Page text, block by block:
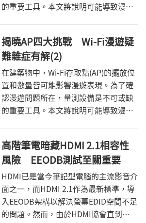
的重要工具。本文將說明可能導致漫遊
揭曉AP四大挑戰 Wi-Fi漫遊疑
難雜症有解(2)
在建築物中，Wi-Fi存取點(AP)的擺放位
置和數量皆可能影響漫遊表現。為了確
認漫遊問題所在，量測設備是不可或缺
的重要工具。本文將說明可能導致漫遊
高階筆電暗藏HDMI 2.1相容性
風險 EEODB測試至關重要
HDMI已是當今筆記型電腦的主流影音介
面之一，而HDMI 2.1作為最新標準，導
入EEODB架構以解決螢幕EDID空間不足
的問題。然而，由於HDMI協會直到